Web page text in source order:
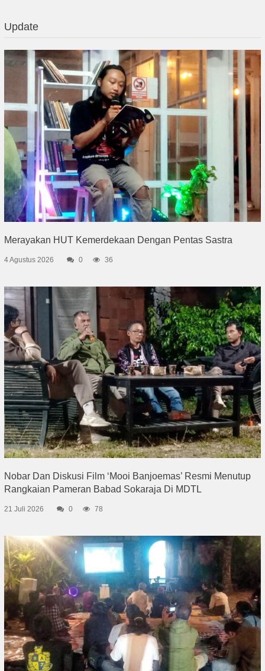
Update
Merayakan HUT Kemerdekaan Dengan Pentas Sastra
4 Agustus 2026 0 36
Nobar Dan Diskusi Film ‘Mooi Banjoemas’ Resmi Menutup
Rangkaian Pameran Babad Sokaraja Di MDTL
21 Juli 2026 0 78